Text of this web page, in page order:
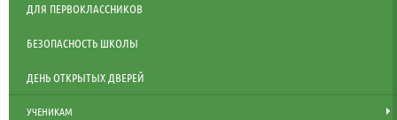
ДЛЯ ПЕРВОКЛАССНИКОВ
БЕЗОПАСНОСТЬ ШКОЛЫ
ДЕНЬ ОТКРЫТЫХ ДВЕРЕЙ
УЧЕНИКАМ